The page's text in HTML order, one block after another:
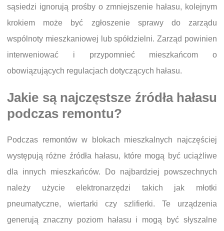
sąsiedzi ignorują prośby o zmniejszenie hałasu, kolejnym
krokiem może być zgłoszenie sprawy do zarządu
wspólnoty mieszkaniowej lub spółdzielni. Zarząd powinien
interweniować i przypomnieć mieszkańcom o
obowiązujących regulacjach dotyczących hałasu.
Jakie są najczęstsze źródła hałasu
podczas remontu?
Podczas remontów w blokach mieszkalnych najczęściej
występują różne źródła hałasu, które mogą być uciążliwe
dla innych mieszkańców. Do najbardziej powszechnych
należy użycie elektronarzędzi takich jak młotki
pneumatyczne, wiertarki czy szlifierki. Te urządzenia
generują znaczny poziom hałasu i mogą być słyszalne